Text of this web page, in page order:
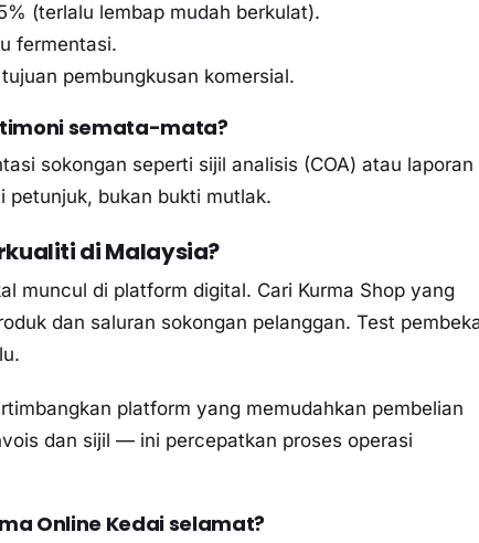
(terlalu lembap mudah berkulat).
fermentasi.
pembungkusan komersial.
semata-mata?
sokongan seperti sijil analisis (COA) atau laporan
petunjuk, bukan bukti mutlak.
di Malaysia?
muncul di platform digital. Cari Kurma Shop yang
dan saluran sokongan pelanggan. Test
platform yang memudahkan pembelian
dan sijil — ini percepatkan proses operasi
Online Kedai selamat?